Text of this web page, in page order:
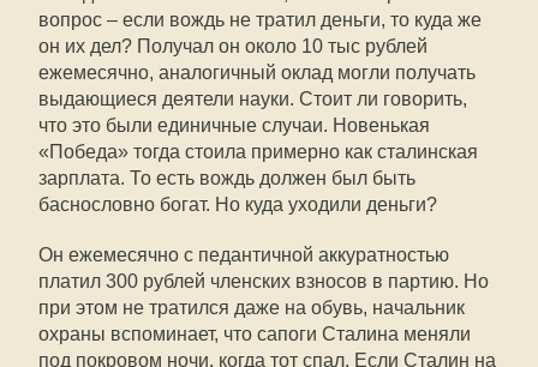
вопрос – если вождь не тратил деньги, то куда же
он их дел? Получал он около 10 тыс рублей
ежемесячно, аналогичный оклад могли получать
выдающиеся деятели науки. Стоит ли говорить,
что это были единичные случаи. Новенькая
«Победа» тогда стоила примерно как сталинская
зарплата. То есть вождь должен был быть
баснословно богат. Но куда уходили деньги?
Он ежемесячно с педантичной аккуратностью
платил 300 рублей членских взносов в партию. Но
при этом не тратился даже на обувь, начальник
охраны вспоминает, что сапоги Сталина меняли
под покровом ночи, когда тот спал. Если Сталин на